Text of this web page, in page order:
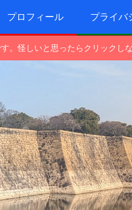
プロフィール プライバ
。怪しいと思ったらクリックし